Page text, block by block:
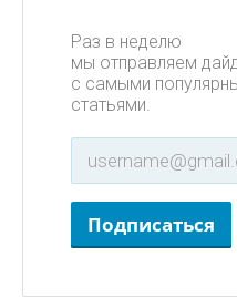
Раз в неделю
мы отправляем
с самыми
статьями.
Подписаться